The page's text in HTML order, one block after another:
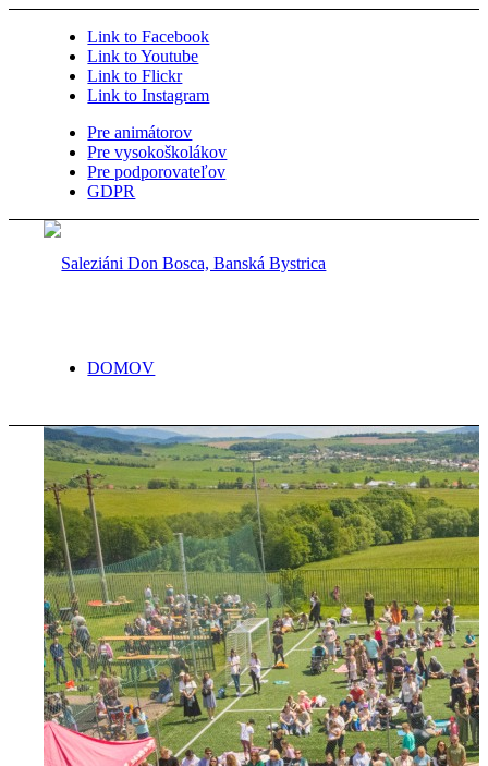
Link to Facebook
Link to Youtube
Link to Flickr
Link to Instagram
Pre animátorov
Pre vysokoškolákov
Pre podporovateľov
GDPR
DOMOV
ČLÁNKY
FARNOSŤ